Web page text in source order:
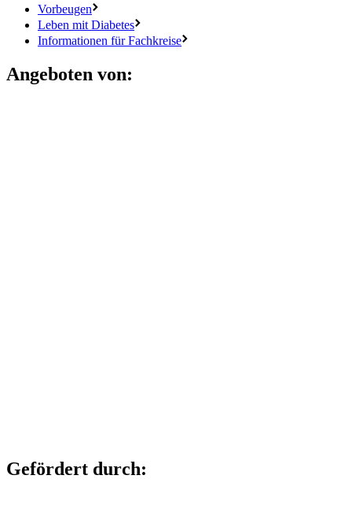
Vorbeugen
Leben mit Diabetes
Informationen für Fachkreise
Angeboten von:
Gefördert durch: